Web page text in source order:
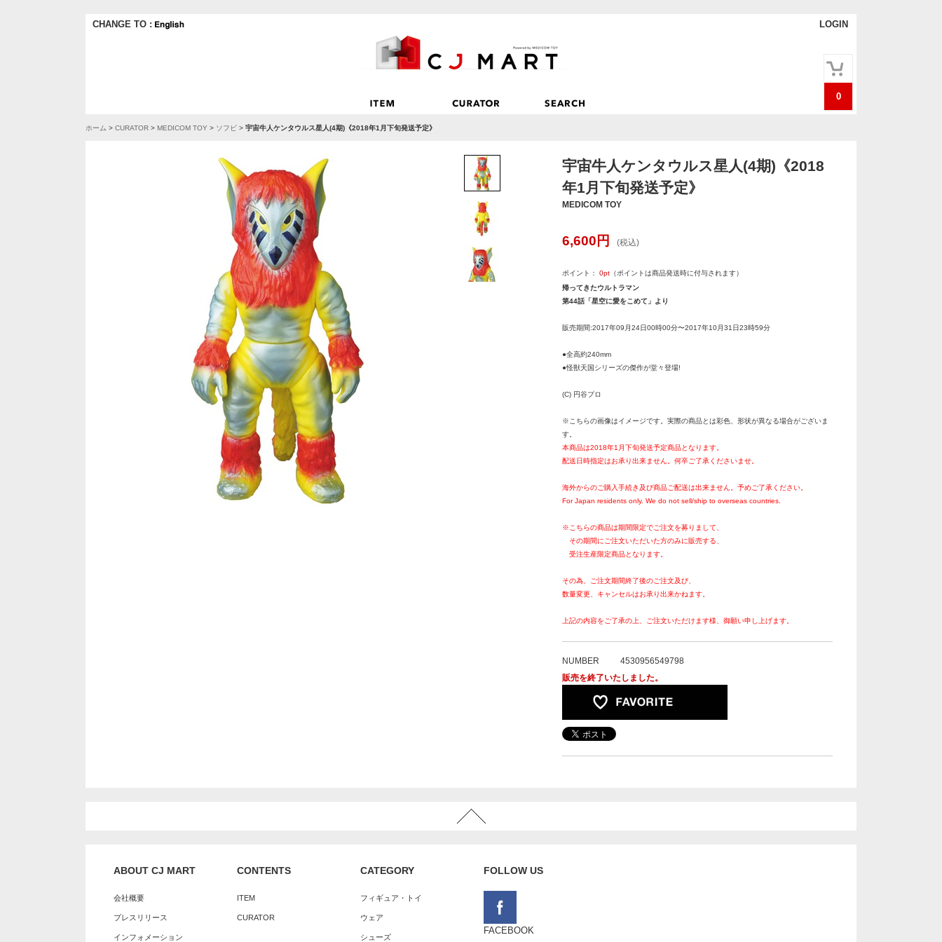
CHANGE TO : LOGIN
0
ホーム > CURATOR > MEDICOM TOY > ソフビ > 宇宙牛人ケンタウルス星人(4期)《2018年1月下旬発送予定》
宇宙牛人ケンタウルス星人(4期)《2018
年1月下旬発送予定》
MEDICOM TOY
6,600 円 (税込)
ポイント： 0pt （ポイントは商品発送時に付与されます）
帰ってきたウルトラマン
第44話「星空に愛をこめて」より
販売期間:2017年09月24日00時00分〜2017年10月31日23時59分
●全高約240mm
●怪獣天国シリーズの傑作が堂々登場!
(C) 円谷プロ
※こちらの画像はイメージです。実際の商品とは彩色、形状が異なる場合がございま
す。
本商品は2018年1月下旬発送予定商品となります。
配送日時指定はお承り出来ません。何卒ご了承くださいませ。
海外からのご購入手続き及び商品ご配送は出来ません。予めご了承ください。
For Japan residents only. We do not sell/ship to overseas countries.
※こちらの商品は期間限定でご注文を募りまして、
その期間にご注文いただいた方のみに販売する、
受注生産限定商品となります。
その為、ご注文期間終了後のご注文及び、
数量変更、キャンセルはお承り出来かねます。
上記の内容をご了承の上、ご注文いただけます様、御願い申し上げます。
NUMBER
4530956549798
販売を終了いたしました。
ABOUT CJ MART
会社概要
プレスリリース
インフォメーション
CONTENTS
ITEM
CURATOR
CATEGORY
フィギュア・トイ
ウェア
シューズ
FOLLOW US
FACEBOOK